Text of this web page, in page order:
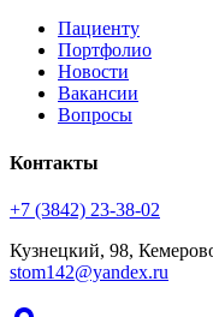
Пациенту
Портфолио
Новости
Вакансии
Вопросы
Контакты
+7 (3842) 23-38-02
Кузнецкий, 98,
stom142@yandex.ru